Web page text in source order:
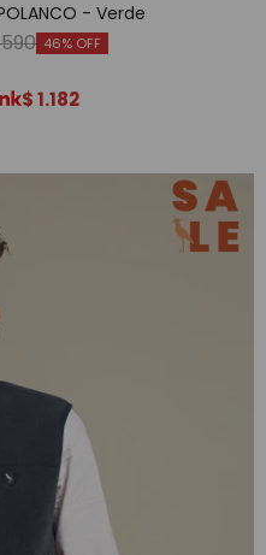
- Verde
46
$1.182